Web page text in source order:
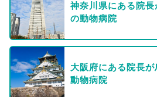
神奈川県にある院
の動物病院
大阪府にある院長
動物病院